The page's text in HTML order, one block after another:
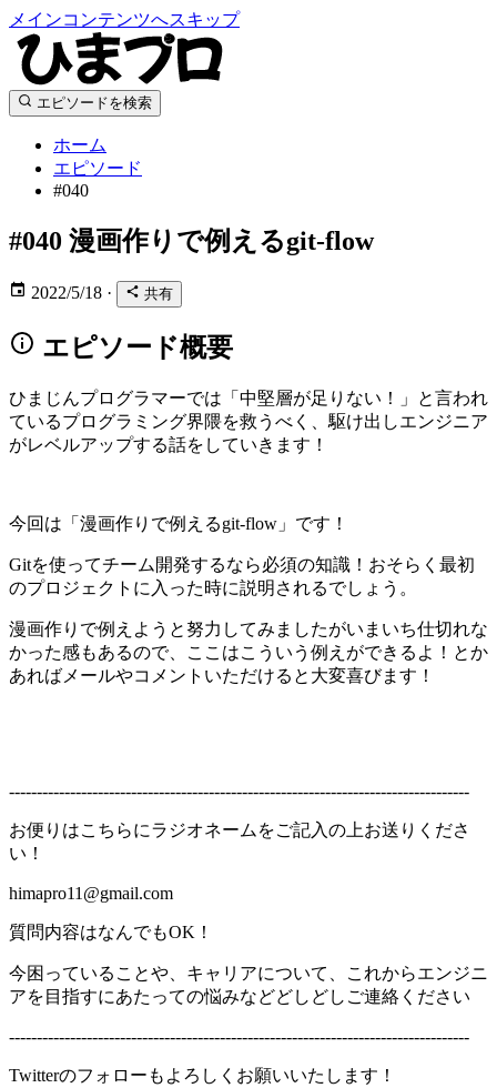
メインコンテンツへスキップ
エピソードを検索
ホーム
エピソード
#040
#040 漫画作りで例えるgit-flow
2022/5/18 · 共有
エピソード概要
ひまじんプログラマーでは「中堅層が足りない！」と言われ
ているプログラミング界隈を救うべく、駆け出しエンジニア
がレベルアップする話をしていきます！
今回は「漫画作りで例えるgit-flow」です！
Gitを使ってチーム開発するなら必須の知識！おそらく最初
のプロジェクトに入った時に説明されるでしょう。
漫画作りで例えようと努力してみましたがいまいち仕切れな
かった感もあるので、ここはこういう例えができるよ！とか
あればメールやコメントいただけると大変喜びます！
-----------------------------------------------------------------------------------
お便りはこちらにラジオネームをご記入の上お送りくださ
い！
himapro11@gmail.com
質問内容はなんでもOK！
今困っていることや、キャリアについて、これからエンジニ
アを目指すにあたっての悩みなどどしどしご連絡ください
-----------------------------------------------------------------------------------
Twitterのフォローもよろしくお願いいたします！